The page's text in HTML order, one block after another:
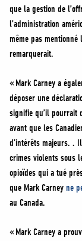
que la gestion de
l’administration
même pas
remarquerait.
« Mark Carney a
déposer une
signifie qu’il pourrait
avant que les
d’intérêts majeurs. .
crimes violents sous
opioïdes qui a tué
que Mark Carney ne
au Canada.
« Mark Carney a